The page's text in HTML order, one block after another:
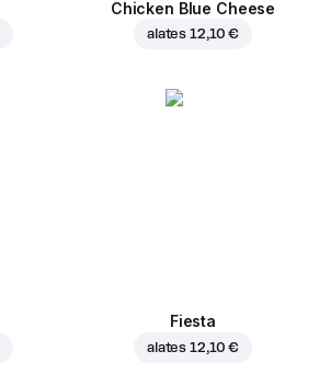
Chicken Blue Cheese
alates 12,10 €
Fiesta
alates 12,10 €